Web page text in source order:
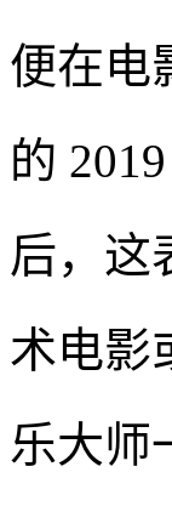
便在电
的
后，这
术电影
乐大师